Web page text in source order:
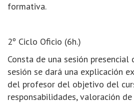
formativa.
2º Ciclo Oficio (6h.)
Consta de una sesión presencial
sesión se dará una explicación
del profesor del objetivo del
responsabilidades, valoración